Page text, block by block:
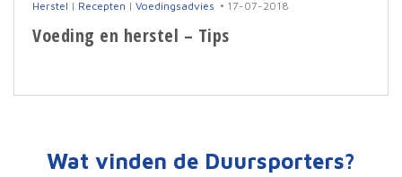
Herstel | Recepten | Voedingsadvies 17-07-2018
Voeding en herstel – Tips
Wat vinden de Duursporters?